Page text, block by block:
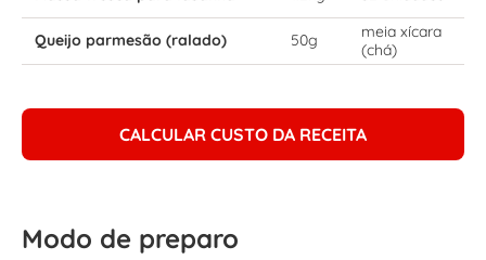
Queijo parmesão (ralado) 50g
meia xícara
(chá)
CALCULAR CUSTO DA RECEITA
Modo de preparo